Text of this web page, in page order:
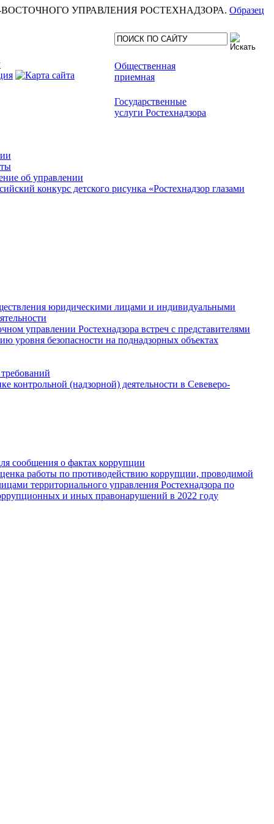
СЕВЕРО-ВОСТОЧНОГО УПРАВЛЕНИЯ РОСТЕХНАДЗОРА. Образец
Общественная
приемная
Государственные
услуги Ростехнадзора
об управлении
конкурс детского рисунка «Ростехнадзор глазами
юридическими лицами и индивидуальными
управлении Ростехнадзора встреч с представителями
уровня безопасности на поднадзорных объектах
контрольной (надзорной) деятельности в Севеверо-
сообщения о фактах коррупции
работы по противодействию коррупции, проводимой
территориального управления Ростехнадзора по
и иных правонарушений в 2022 году